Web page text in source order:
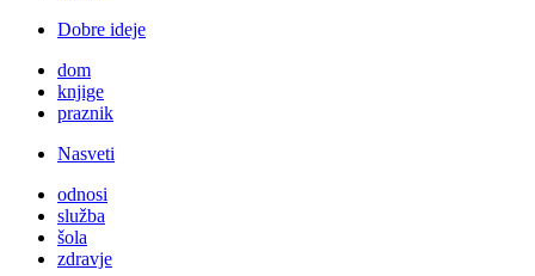
Dobre ideje
dom
knjige
praznik
Nasveti
odnosi
služba
šola
zdravje